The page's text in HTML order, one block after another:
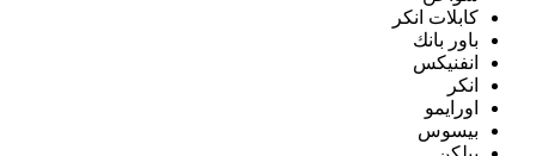
كابلات انكر
باور بانك
انفنيكس
انكر
اورايمو
بيسوس